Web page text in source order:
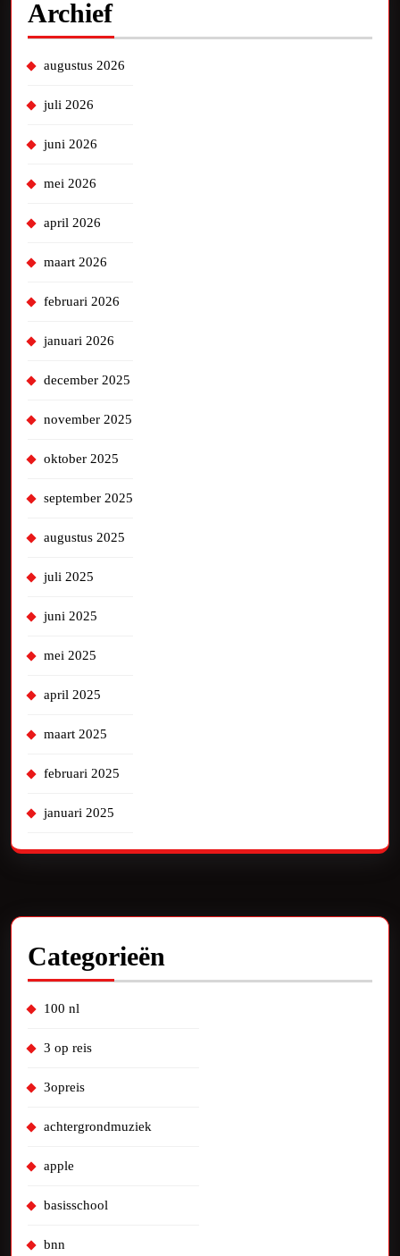
Archief
augustus 2026
juli 2026
juni 2026
mei 2026
april 2026
maart 2026
februari 2026
januari 2026
december 2025
november 2025
oktober 2025
september 2025
augustus 2025
juli 2025
juni 2025
mei 2025
april 2025
maart 2025
februari 2025
januari 2025
Categorieën
100 nl
3 op reis
3opreis
achtergrondmuziek
apple
basisschool
bnn